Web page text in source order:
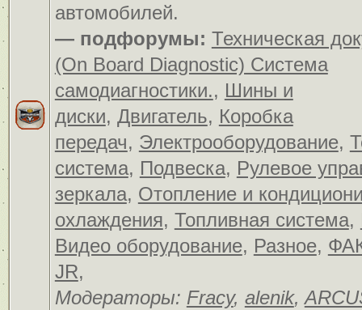
автомобилей.
— подфорумы: Техническая
(On Board Diagnostic) Система
самодиагностики., Шины и
диски, Двигатель, Коробка
передач, Электрооборудование,
система, Подвеска, Рулевое
зеркала, Отопление и
охлаждения, Топливная система,
Видео оборудование, Разное,
JR,
Модераторы: Fracy, alenik,